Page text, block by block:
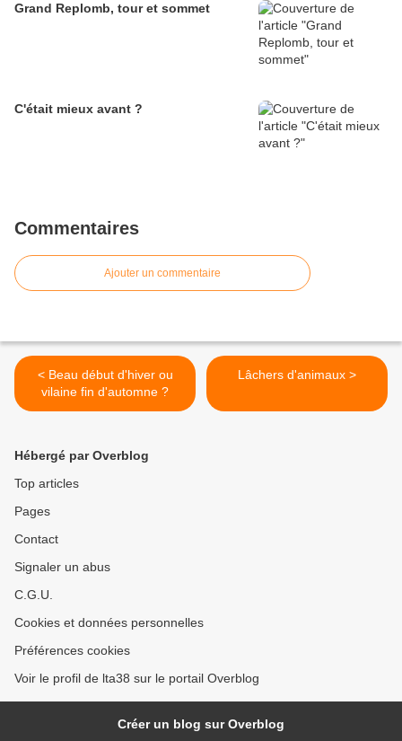
Grand Replomb, tour et sommet
C'était mieux avant ?
Commentaires
Ajouter un commentaire
< Beau début d'hiver ou
vilaine fin d'automne ?
Lâchers d'animaux >
Hébergé par Overblog
Top articles
Pages
Contact
Signaler un abus
C.G.U.
Cookies et données personnelles
Préférences cookies
Voir le profil de lta38 sur le portail Overblog
Créer un blog sur Overblog